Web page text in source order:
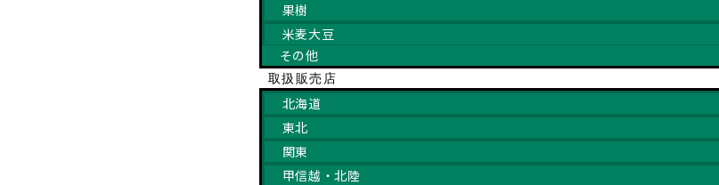
果樹
米麦大豆
その他
取扱販売店
北海道
東北
関東
甲信越・北陸